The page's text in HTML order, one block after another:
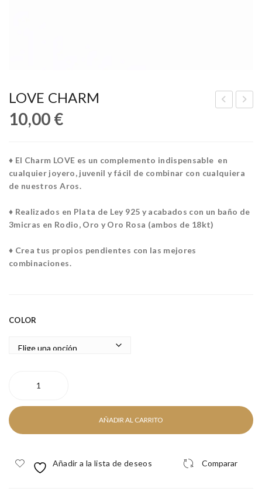
O
LOVE CHARM
10,00 €
♦ El Charm LOVE es un complemento indispensable en
cualquier joyero, juvenil y fácil de combinar con cualquiera
de nuestros Aros.
♦ Realizados en Plata de Ley 925 y acabados con un baño de
3micras en Rodio, Oro y Oro Rosa (ambos de 18kt)
♦ Crea tus propios pendientes con las mejores
combinaciones.
COLOR
CHARM
AÑADIR AL CARRITO
Añadir a la lista de deseos Comparar